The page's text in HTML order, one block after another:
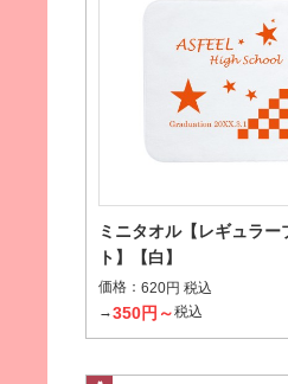
バスタオル
お風呂上りに体を拭くの
加工の種類から探
ミニタオル【レギュラー
ト】【白】
価格： 620円 税込
→350円～税込